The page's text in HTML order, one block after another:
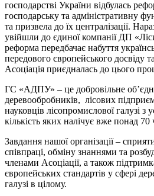
господарстві України відбулась
господарську та адміністративну
та призвела до їх централізації.
увійшли до єдиної компанії ДП
реформа передбачає набуття
передового європейського досвіду
Асоціація приєдналась до цього
ГС «АДПУ» – це добровільне
деревообробників, лісових
науковців лісопромислової галузі з
кількість яких налічує вже понад 70
Завдання нашої організації –
співпраці, обміну знаннями та
членами Асоціації, а також
європейських стандартів у сфері
галузі в цілому.